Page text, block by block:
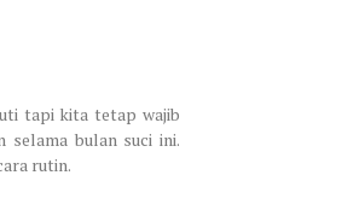
tapi kita tetap wajib
selama bulan suci ini.
rutin.